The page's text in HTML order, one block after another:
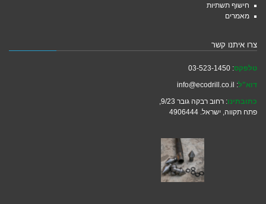
חישוף תשתיות
מאמרים
צרו איתנו קשר
טלפקס: 03-523-1450
דוא"ל: info@ecodrill.co.il
כתובתינו: רחוב רבקה גובר 9/23,
פתח תקווה, ישראל. 4906444